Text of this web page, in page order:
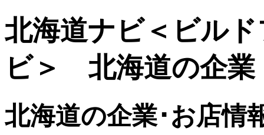
北海道ナビ＜ビル
ビ＞ 北海道の企業
北海道の企業･お店情